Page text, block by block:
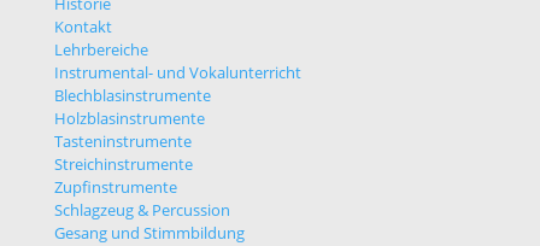
Kontakt
Lehrbereiche
Instrumental- und Vokalunterricht
Blechblasinstrumente
Holzblasinstrumente
Tasteninstrumente
Streichinstrumente
Zupfinstrumente
Schlagzeug & Percussion
Gesang und Stimmbildung